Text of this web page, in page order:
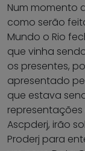
Num momento
como serão
Mundo o Rio
que vinha
os presentes,
apresentado
que estava
Ascpderj, irão
Proderj para